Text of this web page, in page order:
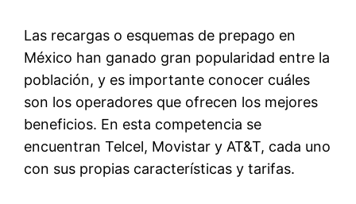
Las recargas o esquemas de prepago en
México han ganado gran popularidad entre la
población, y es importante conocer cuáles
son los operadores que ofrecen los mejores
beneficios. En esta competencia se
encuentran Telcel, Movistar y AT&T, cada uno
con sus propias características y tarifas.